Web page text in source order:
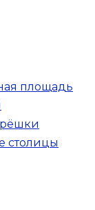
площадь
столицы